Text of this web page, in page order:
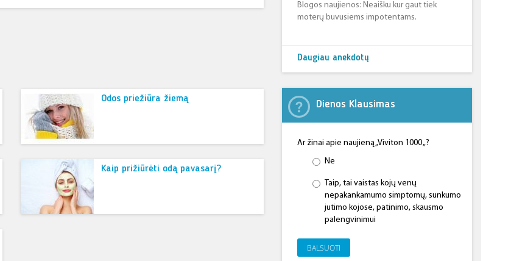
Odos priežiūra žiemą
Kaip prižiūrėti odą pavasarį?
Blogos naujienos: Neaišku kur gaut tiek
moterų buvusiems impotentams.
Daugiau anekdotų
Dienos Klausimas
Ar žinai apie naujieną „Viviton 1000 „?
Ne
Taip, tai vaistas kojų venų
nepakankamumo simptomų, sunkumo
jutimo kojose, patinimo, skausmo
palengvinimui
BALSUOTI